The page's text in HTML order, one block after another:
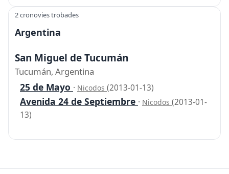
2 cronovies trobades
Argentina
San Miguel de Tucumán
Tucumán, Argentina
25 de Mayo · Nicodos (2013-01-13)
Avenida 24 de Septiembre · Nicodos (2013-01-
13)